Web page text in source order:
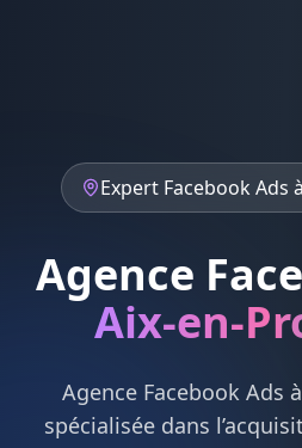
Expert Facebook Ads à
Agence
Aix-en-
Agence Facebook Ads à
spécialisée dans